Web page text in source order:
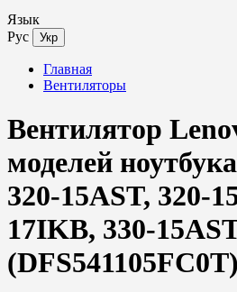
Язык
Рус
Укр
Главная
Вентиляторы
Вентилятор
моделей
320-15AST, 320-
17IKB, 330-